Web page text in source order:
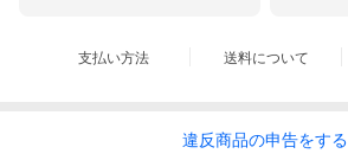
支払い方法 送料について
違反商品の申告をする